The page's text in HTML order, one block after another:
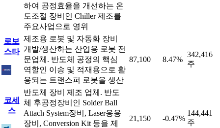
하여 공정효율을 개선하는 온
도조절 장비인 Chiller 제조를
주요사업으로 영위
로보
스타
제조용 로봇 및 자동화 장비
개발/생산하는 산업용 로봇 전
문업체. 반도체 공정의 핵심
역할인 이송 및 적재용으로 활
용되는 트랜스퍼 로봇을 생산
87,100 8.47%
342,416
주
코세
스
반도체 장비 제조 업체. 반도
체 후공정장비인 Solder Ball
Attach System장비, Laser응용
장비, Conversion Kit 등을 제
21,150 -0.47%
144,441
주